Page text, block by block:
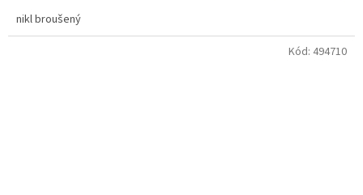
nikl broušený
Kód: 494710